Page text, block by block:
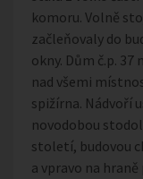
komoru. Volně
začleňovaly do
okny. Dům č.p.
nad všemi
spižírna. Nádvoří
novodobou
století, budovou
a vpravo na